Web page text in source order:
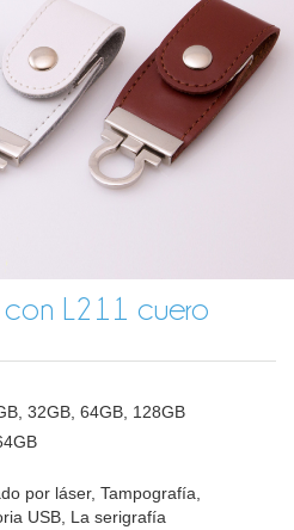
con L211 cuero
32GB, 64GB, 128GB
por láser, Tampografía,
USB, La serigrafía